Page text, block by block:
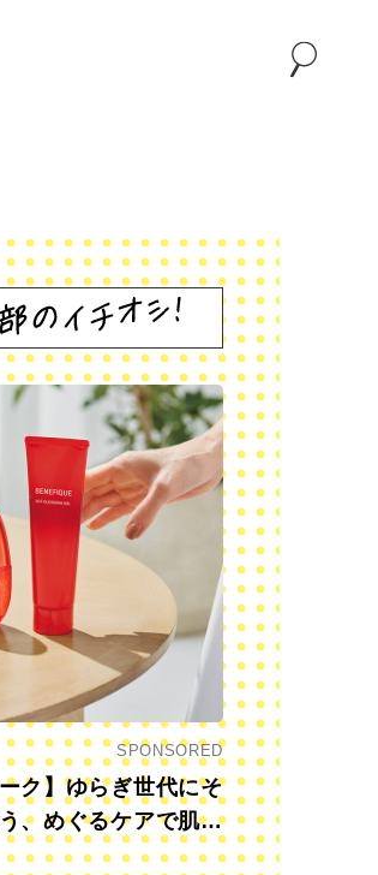
SPONSORED
ク】ゆらぎ世代にそ
、めぐるケアで肌も